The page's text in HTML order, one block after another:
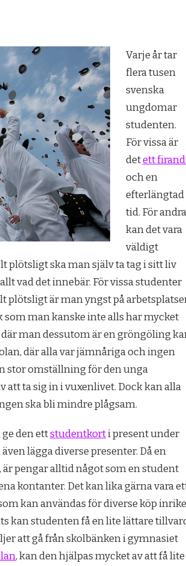
Varje år tar
flera tusen
svenska
ungdomar
studenten.
För vissa är
detett
och en
efterlängtad
tid. För andra
kan det vara
väldigt
plötsligt ska man själv ta tag i sitt liv
vad det innebär. För vissa studenter
plötsligt är man yngst på
som man kanske inte alls har mycket
man dessutom är en gröngöling
där alla var jämnåriga och ingen
stor omställning för den unga
att ta sig in i vuxenlivet. Dock kan alla
ska bli mindre plågsam.
den ettstudentkorti present under
lägga diverse presenter. Då en
pengar alltid något som en student
kontanter. Det kan lika gärna vara
kan användas för diverse köp
kan studenten få en lite lättare
att gå från skolbänken i gymnasiet
, kan den hjälpas mycket av att få lite